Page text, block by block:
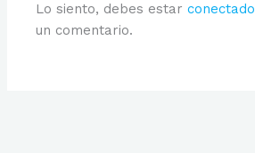
Lo siento, debes estarconectado
un comentario.